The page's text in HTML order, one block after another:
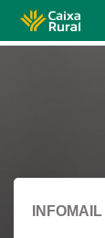
INFOMAIL